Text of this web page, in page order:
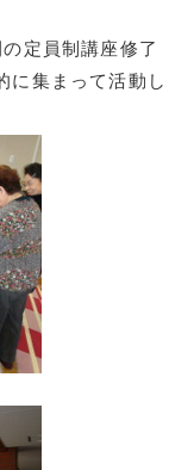
定員制講座修了
に集まって活動し